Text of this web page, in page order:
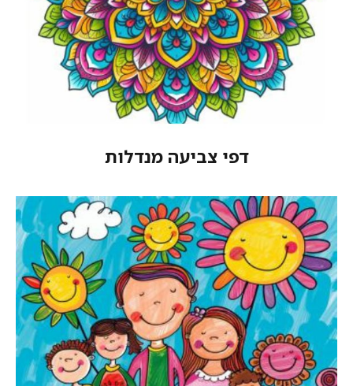
דפי צביעה מנדלות